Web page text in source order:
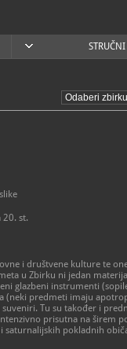
20. st.
i društvene kulture te
u Zbirku ni jedan
glazbeni instrumenti
predmeti imaju
Tu su također i
prisutna na širem
pokladnih